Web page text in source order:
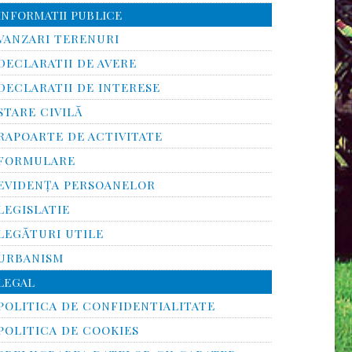
PUBLICE
TERENURI
DE AVERE
DE INTERESE
CIVILĂ
DE ACTIVITATE
PERSOANELOR
UTILE
DE CONFIDENTIALITATE
DE COOKIES